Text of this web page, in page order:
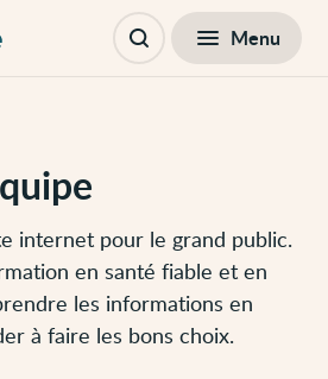
internet pour le grand public.
en santé fiable et en
les informations en
à faire les bons choix.
Ouvrir Menu
Fermer